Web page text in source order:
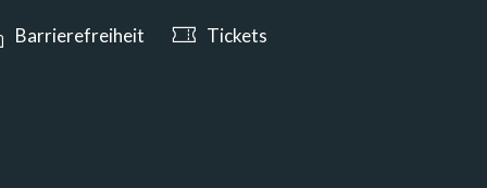
ab 10:00 Uhr geöffnet
Barrierefreiheit Tickets